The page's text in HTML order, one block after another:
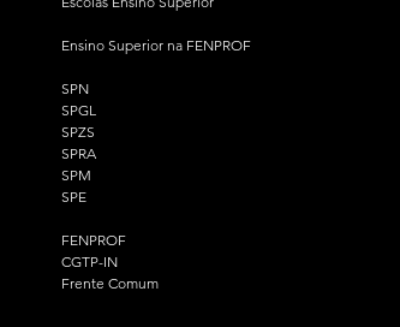
Ensino Superior na FENPROF
SPN
SPGL
SPZS
SPRA
SPM
SPE
FENPROF
CGTP-IN
Frente Comum